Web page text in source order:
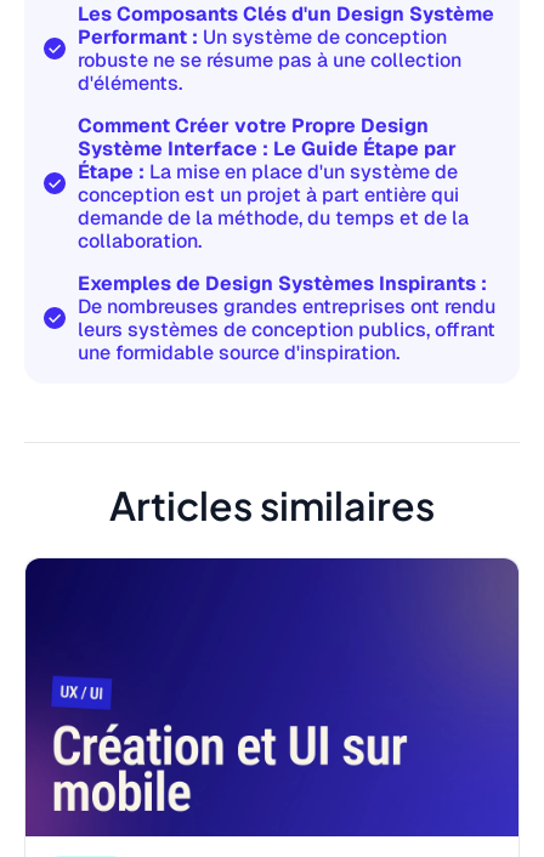
Les Composants Clés d'un Design Système
Performant : Un système de conception
robuste ne se résume pas à une collection
d'éléments.
Comment Créer votre Propre Design
Système Interface : Le Guide Étape par
Étape : La mise en place d'un système de
conception est un projet à part entière qui
demande de la méthode, du temps et de la
collaboration.
Exemples de Design Systèmes Inspirants :
De nombreuses grandes entreprises ont rendu
leurs systèmes de conception publics, offrant
une formidable source d'inspiration.
Articles similaires